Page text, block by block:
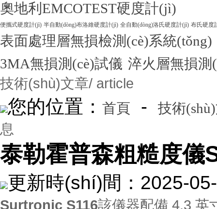
奧地利EMCOTEST硬度計(jì)
便攜式硬度計(jì) 半自動(dòng)布洛維硬度計(jì) 全自動(dòng)洛氏硬度計(jì) 布氏硬度
表面處理層無損檢測(cè)系統(tǒng)
3MA無損測(cè)試儀 淬火層無損測
技術(shù)文章/ article
您的位置： 首頁 - 技術
息
泰勒霍普森粗糙度儀
更新時(shí)間：
Surtronic S116該儀器配備 4.3 英